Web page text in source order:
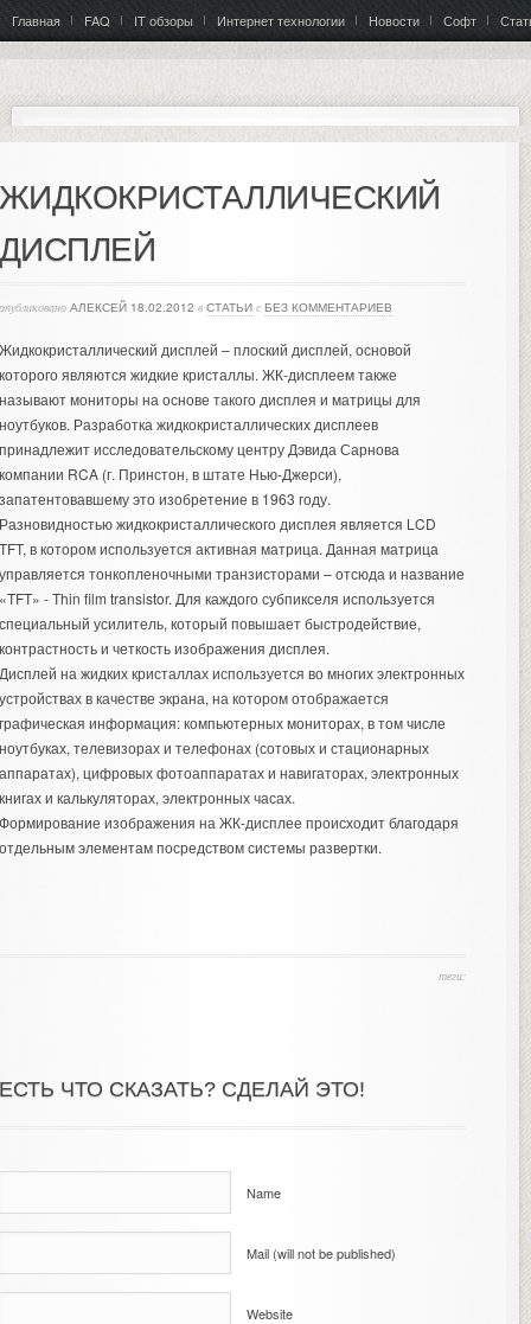
Главная FAQ IT обзоры Интернет технологии Новости Софт
АЛЕКСЕЙ 18.02.2012 в СТАТЬИ с БЕЗ КОММЕНТАРИЕВ
дисплей – плоский дисплей, основой
являются жидкие кристаллы. ЖК-дисплеем также
мониторы на основе такого дисплея и матрицы для
. Разработка жидкокристаллических дисплеев
исследовательскому центру Дэвида Сарнова
RCA (г. Принстон, в штате Нью-Джерси),
это изобретение в 1963 году.
жидкокристаллического дисплея является LCD
в котором используется активная матрица. Данная матрица
тонкопленочными транзисторами – отсюда и название
- Thin film transistor. Для каждого субпикселя используется
усилитель, который повышает быстродействие,
и четкость изображения дисплея.
на жидких кристаллах используется во многих электронных
в качестве экрана, на котором отображается
информация: компьютерных мониторах, в том числе
телевизорах и телефонах (сотовых и стационарных
цифровых фотоаппаратах и навигаторах, электронных
и калькуляторах, электронных часах.
изображения на ЖК-дисплее происходит благодаря
элементам посредством системы развертки.
теги:
ЧТО СКАЗАТЬ? СДЕЛАЙ ЭТО!
Name
Mail (will not be published)
Website